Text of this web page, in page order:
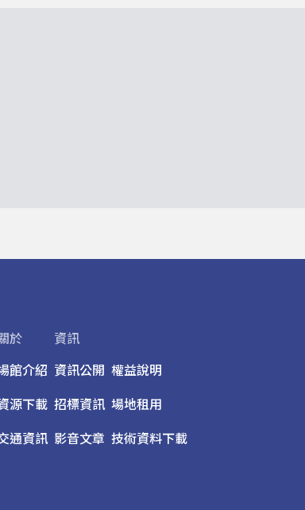
關於
館介紹
源下載
通資訊
資訊
資訊公開
招標資訊
影音文章
權益說明
場地租用
技術資料下載